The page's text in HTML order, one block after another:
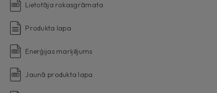
Lietotāja rokasgrāmata
Produkta lapa
Enerģijas marķējums
Jaunā produkta lapa